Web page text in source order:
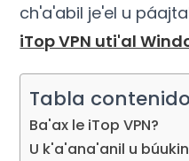
ch'a'abil je'el u
iTop VPN uti'al
Tabla
Ba'ax le iTop VPN?
U k'a'ana'anil u